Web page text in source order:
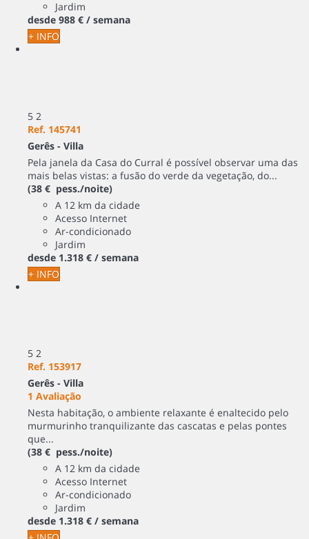
Jardim
desde 988 € / semana
+ INFO
5 2
Ref. 145741
Gerês - Villa
Pela janela da Casa do Curral é possível observar uma das
mais belas vistas: a fusão do verde da vegetação, do...
(38 € pess./noite)
A 12 km da cidade
Acesso Internet
Ar-condicionado
Jardim
desde 1.318 € / semana
+ INFO
5 2
Ref. 153917
Gerês - Villa
1 Avaliação
Nesta habitação, o ambiente relaxante é enaltecido pelo
murmurinho tranquilizante das cascatas e pelas pontes
que...
(38 € pess./noite)
A 12 km da cidade
Acesso Internet
Ar-condicionado
Jardim
desde 1.318 € / semana